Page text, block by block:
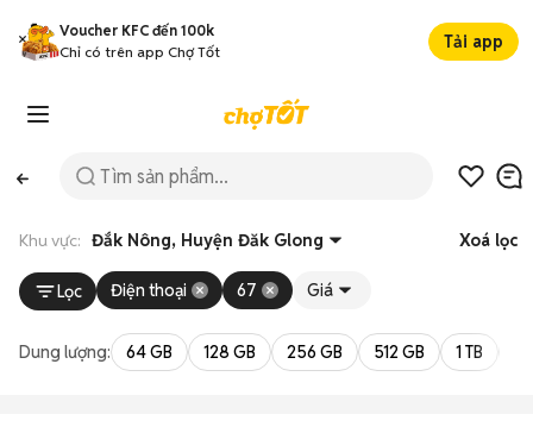
Voucher KFC đến 100k
Chỉ có trên app Chợ Tốt
Tải app
Khu vực: Đắk Nông, Huyện Đăk Glong Xoá lọc
Lọc Điện thoại 67 Giá
Dung lượng: 64 GB 128 GB 256 GB 512 GB 1 TB